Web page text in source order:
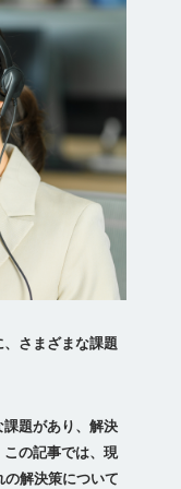
さまざまな課題
題があり、解決
の記事では、現
解決策について